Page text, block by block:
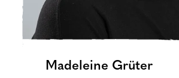
Madeleine Grüter